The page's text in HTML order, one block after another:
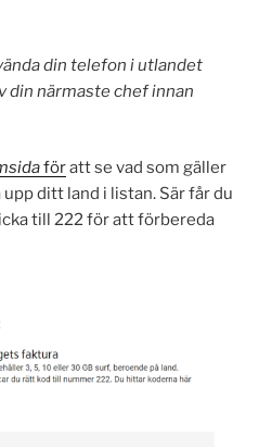
din telefon i utlandet
din närmaste chef innan
föratt se vad som gäller
ditt land i listan. Sär får du
till 222 för att förbereda